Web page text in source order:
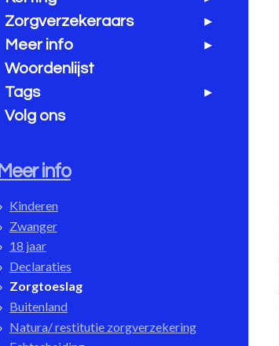
Zorgverzekeraars
Meer info
Woordenlijst
Tags
Volg ons
Meer info
Kinderen
Zwanger
18 jaar
Declaraties
Zorgtoeslag
Buitenland
Natura/ restitutie zorgverzekering